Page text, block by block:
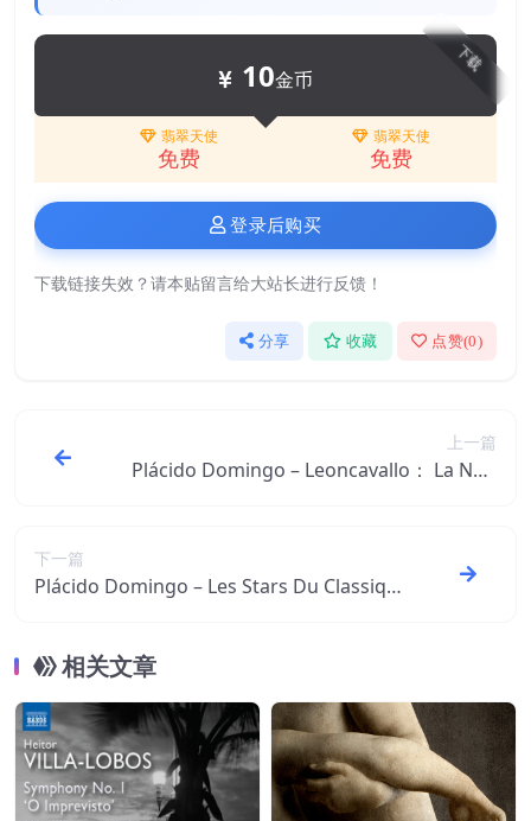
下载
10金币
翡翠天使
免费
翡翠天使
免费
登录后购买
下载链接失效？请本贴留言给大站长进行反馈！
分享 收藏 点赞(0)
上一篇
Plácido Domingo – Leoncavallo： La Nuit
下一篇
Plácido Domingo – Les Stars Du Classiqu
相关文章